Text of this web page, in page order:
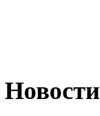
Новости